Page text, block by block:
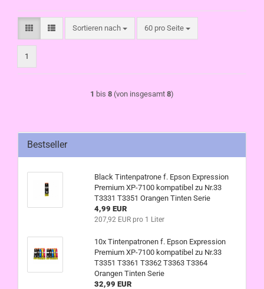
Sortieren nach
Sortieren nach 60 pro Seite
pro Seite
1
1 bis 8 (von insgesamt 8)
Bestseller
Black Tintenpatrone f. Epson Expression
Premium XP-7100 kompatibel zu Nr.33
T3331 T3351 Orangen Tinten Serie
4,99 EUR
207,92 EUR pro 1 Liter
10x Tintenpatronen f. Epson Expression
Premium XP-7100 kompatibel zu Nr.33
T3351 T3361 T3362 T3363 T3364
Orangen Tinten Serie
32,99 EUR